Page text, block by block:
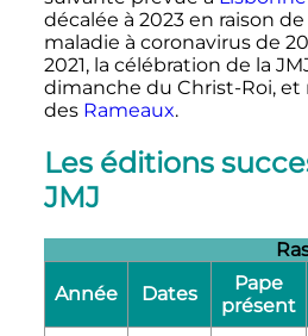
décalée à 2023 en raison
maladie à coronavirus de
2021, la célébration de la
dimanche du Christ-Roi, et
des Rameaux.
Les éditions
JMJ
Année
Dates
Pape
présent